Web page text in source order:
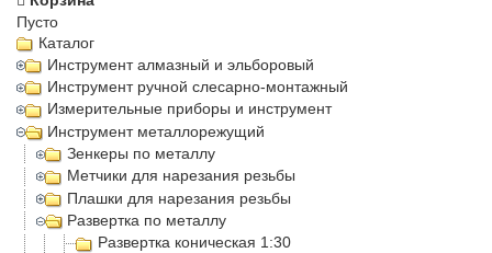
Пусто
Каталог
Инструмент алмазный и эльборовый
Инструмент ручной слесарно-монтажный
Измерительные приборы и инструмент
Инструмент металлорежущий
Зенкеры по металлу
Метчики для нарезания резьбы
Плашки для нарезания резьбы
Развертка по металлу
Развертка коническая 1:30